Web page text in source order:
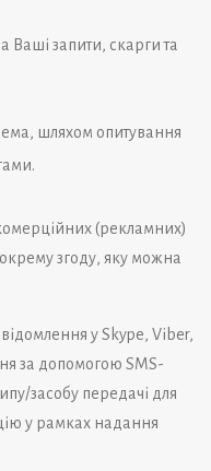
Ваші запити, скарги та
шляхом опитування
(рекламних)
згоду, яку можна
у Skype, Viber,
за допомогою SMS-
засобу передачі для
у рамках надання